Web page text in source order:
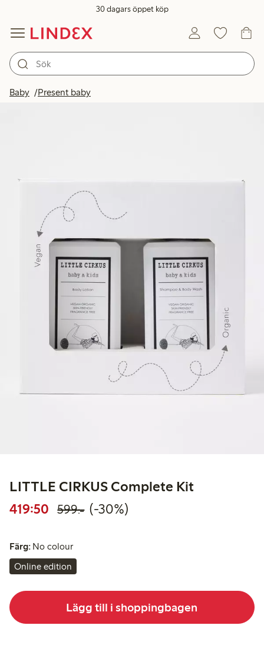
30 dagars öppet köp
Baby Present baby
LITTLE CIRKUS Complete Kit
419:50 Rabatterat pris: 419,50 kr
599:-Ordinarie pris: 599,00 kr
30% rabatt
(-30%)
Färg: No colour
Online edition
Lägg till i shoppingbagen